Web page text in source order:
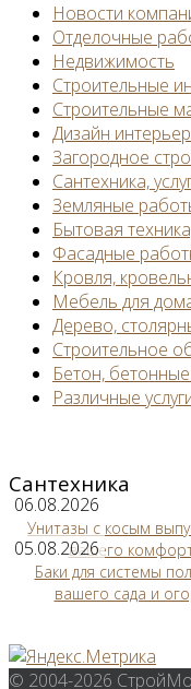
Новости
Отделочные
Недвижимость
Строительные
Строительные
Дизайн
Загородное
Сантехника,
Земляные
Бытовая
Фасадные
Кровля,
Мебель для
Дерево,
Строительное
Бетон,
Различные
Сантехника
06.08.2026
Унитазы с косым
вашего
05.08.2026
Баки для системы
вашего сада и
© 2004-2026